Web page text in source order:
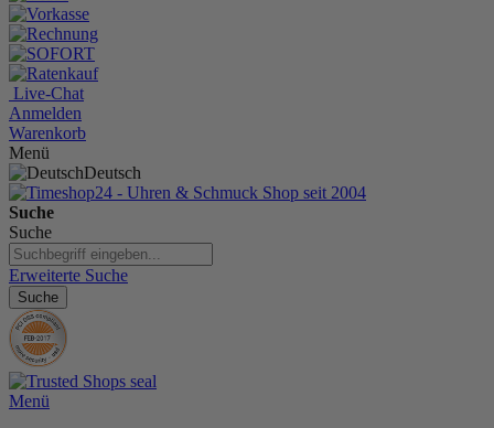
Live-Chat
Anmelden
Warenkorb
Menü
Deutsch
Suche
Suche
Erweiterte Suche
Suche
Menü